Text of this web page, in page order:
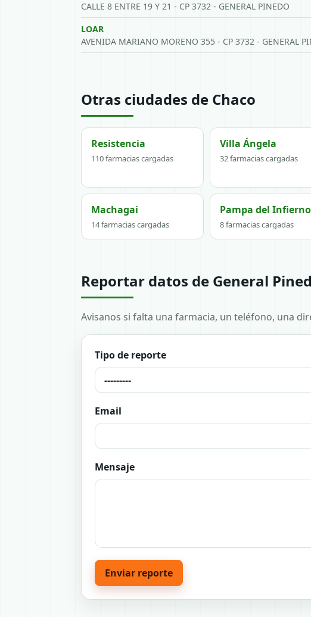
CALLE 8 ENTRE 19 Y 21 - CP 3732 - GENERAL PINEDO
LOAR
AVENIDA MARIANO MORENO 355 - CP 3732 - GENERAL
Otras ciudades de Chaco
Resistencia
110 farmacias cargadas
Villa Ángela
32 farmacias cargadas
Machagai
14 farmacias cargadas
Pampa del Infierno
8 farmacias cargadas
Reportar datos de General
Avisanos si falta una farmacia, un teléfono, una
Tipo de reporte
Email
Mensaje
Enviar reporte